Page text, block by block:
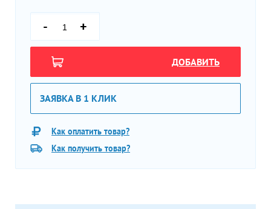
- +
ДОБАВИТЬ
ЗАЯВКА В 1 КЛИК
Как оплатить товар?
Как получить товар?